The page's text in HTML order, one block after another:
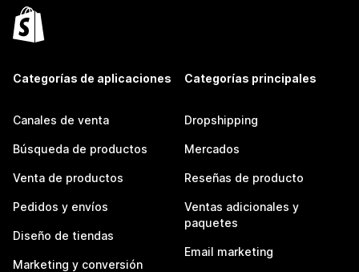
Categorías de aplicaciones
Canales de venta
Búsqueda de productos
Venta de productos
Pedidos y envíos
Diseño de tiendas
Marketing y conversión
Categorías principales
Dropshipping
Mercados
Reseñas de producto
Ventas adicionales y
paquetes
Email marketing